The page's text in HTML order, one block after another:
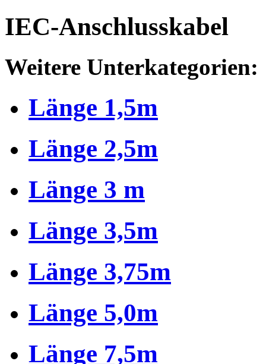
IEC-Anschlusskabel
Weitere Unterkategorien:
Länge 1,5m
Länge 2,5m
Länge 3 m
Länge 3,5m
Länge 3,75m
Länge 5,0m
Länge 7,5m